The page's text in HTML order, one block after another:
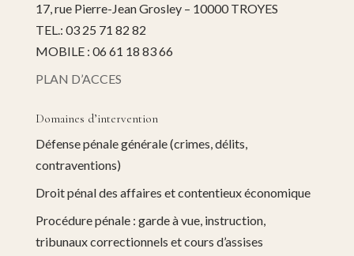
17, rue Pierre-Jean Grosley – 10000 TROYES
TEL.: 03 25 71 82 82
MOBILE : 06 61 18 83 66
PLAN D’ACCES
Domaines d’intervention
Défense pénale générale (crimes, délits,
contraventions)
Droit pénal des affaires et contentieux économique
Procédure pénale : garde à vue, instruction,
tribunaux correctionnels et cours d’assises